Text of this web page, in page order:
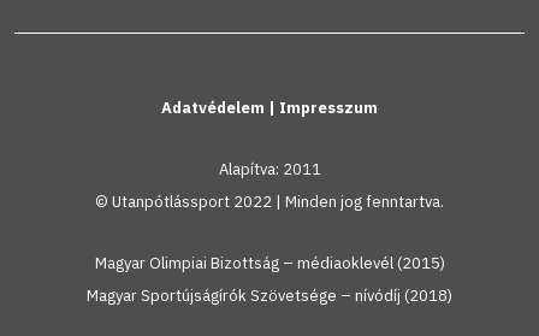
Adatvédelem | Impresszum
Alapítva: 2011
© Utanpótlássport 2022 | Minden jog fenntartva.
Magyar Olimpiai Bizottság – médiaoklevél (2015)
Magyar Sportújságírók Szövetsége – nívódíj (2018)